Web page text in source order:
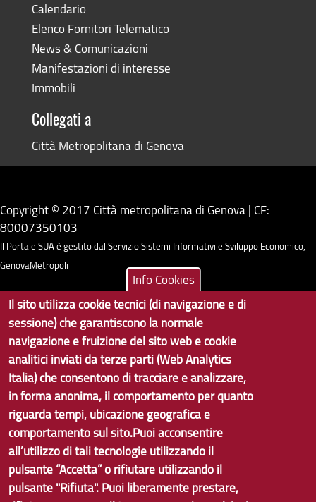
Calendario
Elenco Fornitori Telematico
News & Comunicazioni
Manifestazioni di interesse
Immobili
Collegati a
Città Metropolitana di Genova
Copyright © 2017 Città metropolitana di Genova | CF:
80007350103
Il Portale SUA è gestito dal Servizio Sistemi Informativi e Sviluppo Economico,
GenovaMetropoli
Tecnologie e Accessibilità
Contatti per il sito Web
Info Cookies
Il sito utilizza cookie tecnici (di navigazione e di
sessione) che garantiscono la normale
navigazione e fruizione del sito web e cookie
analitici inviati da terze parti (Web Analytics
Italia) che consentono di tracciare e analizzare,
in forma anonima, il comportamento per quanto
riguarda tempi, ubicazione geografica e
comportamento sul sito.Puoi acconsentire
all’utilizzo di tali tecnologie utilizzando il
pulsante “Accetta” o rifiutare utilizzando il
pulsante "Rifiuta". Puoi liberamente prestare,